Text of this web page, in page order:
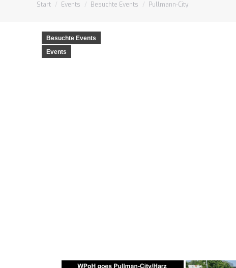
Start Events Besuchte Events Pullmann-City
Besuchte Events
Events